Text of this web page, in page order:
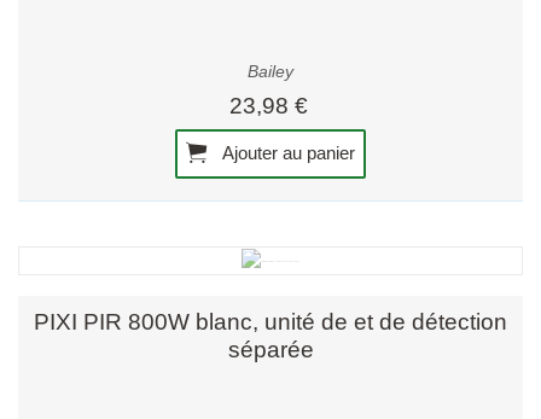
Bailey
23,98 €
Ajouter au panier
PIXI PIR 800W blanc, unité de et de détection
séparée